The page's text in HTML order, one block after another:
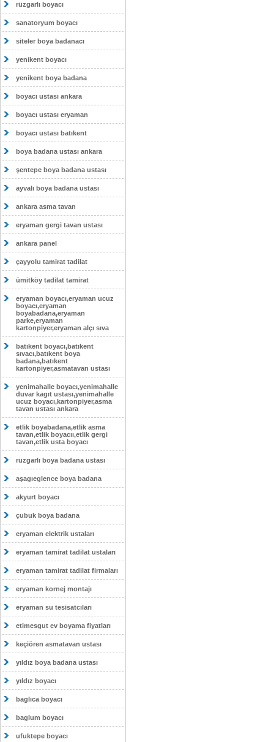
rüzgarlı boyacı
sanatoryum boyacı
siteler boya badanacı
yenikent boyacı
yenikent boya badana
boyacı ustası ankara
boyacı ustası eryaman
boyacı ustası batıkent
boya badana ustası ankara
şentepe boya badana ustası
ayvalı boya badana ustası
ankara asma tavan
eryaman gergi tavan ustası
ankara panel
çayyolu tamirat tadilat
ümitköy tadilat tamirat
eryaman boyacı,eryaman ucuz
boyacı,eryaman
boyabadana,eryaman
parke,eryaman
kartonpiyer,eryaman alçı sıva
batıkent boyacı,batıkent
sıvacı,batıkent boya
badana,batıkent
kartonpiyer,asmatavan ustası
yenimahalle boyacı,yenimahalle
duvar kagıt ustası,yenimahalle
ucuz boyacı,kartonpiyer,asma
tavan ustası ankara
etlik boyabadana,etlik asma
tavan,etlik boyacıı,etlik gergi
tavan,etlik usta boyacı
rüzgarlı boya badana ustası
aşagıeglence boya badana
akyurt boyacı
çubuk boya badana
eryaman elektrik ustaları
eryaman tamirat tadilat ustaları
eryaman tamirat tadilat firmaları
eryaman kornej montajı
eryaman su tesisatcıları
etimesgut ev boyama fiyatları
keçiören asmatavan ustası
yıldız boya badana ustası
yıldız boyacı
baglıca boyacı
baglum boyacı
ufuktepe boyacı